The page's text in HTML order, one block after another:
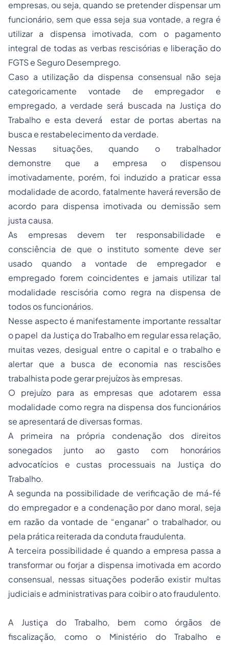
empresas, ou seja, quando se pretender dispensar um
funcionário, sem que essa seja sua vontade, a regra é
utilizar a dispensa imotivada, com o pagamento
integral de todas as verbas rescisórias e liberação do
FGTS e Seguro Desemprego.
Caso a utilização da dispensa consensual não seja
categoricamente vontade de empregador e
empregado, a verdade será buscada na Justiça do
Trabalho e esta deverá estar de portas abertas na
busca e restabelecimento da verdade.
Nessas situações, quando o trabalhador
demonstre que a empresa o dispensou
imotivadamente, porém, foi induzido a praticar essa
modalidade de acordo, fatalmente haverá reversão de
acordo para dispensa imotivada ou demissão sem
justa causa.
As empresas devem ter responsabilidade e
consciência de que o instituto somente deve ser
usado quando a vontade de empregador e
empregado forem coincidentes e jamais utilizar tal
modalidade rescisória como regra na dispensa de
todos os funcionários.
Nesse aspecto é manifestamente importante ressaltar
o papel da Justiça do Trabalho em regular essa relação,
muitas vezes, desigual entre o capital e o trabalho e
alertar que a busca de economia nas rescisões
trabalhista pode gerar prejuízos às empresas.
O prejuízo para as empresas que adotarem essa
modalidade como regra na dispensa dos funcionários
se apresentará de diversas formas.
A primeira na própria condenação dos direitos
sonegados junto ao gasto com honorários
advocatícios e custas processuais na Justiça do
Trabalho.
A segunda na possibilidade de verificação de má-fé
do empregador e a condenação por dano moral, seja
em razão da vontade de “enganar” o trabalhador, ou
pela prática reiterada da conduta fraudulenta.
A terceira possibilidade é quando a empresa passa a
transformar ou forjar a dispensa imotivada em acordo
consensual, nessas situações poderão existir multas
judiciais e administrativas para coibir o ato fraudulento.
A Justiça do Trabalho, bem como órgãos de
fiscalização, como o Ministério do Trabalho e